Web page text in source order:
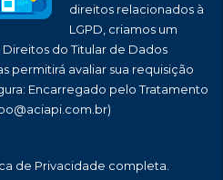
direitos relacionados à
LGPD, criamos um
do Titular de Dados
permitirá avaliar sua requisição
Encarregado pelo Tratamento
de Privacidade completa.